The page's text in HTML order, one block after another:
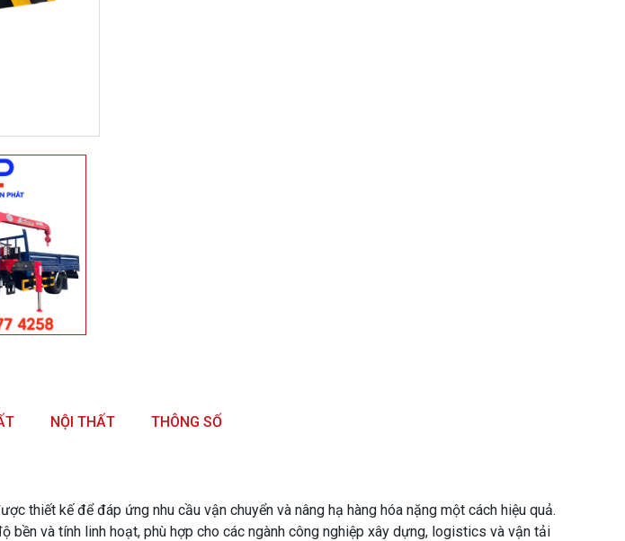
NỘI THẤT THÔNG SỐ
thiết kế để đáp ứng nhu cầu vận chuyển và nâng hạ hàng hóa nặng một cách hiệu quả.
và tính linh hoạt, phù hợp cho các ngành công nghiệp xây dựng, logistics và vận tải